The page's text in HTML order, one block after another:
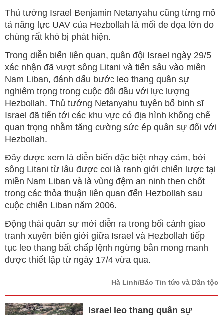
Thủ tướng Israel Benjamin Netanyahu cũng từng mô
tả năng lực UAV của Hezbollah là mối đe dọa lớn do
chúng rất khó bị phát hiện.
Trong diễn biến liên quan, quân đội Israel ngày 29/5
xác nhận đã vượt sông Litani và tiến sâu vào miền
Nam Liban, đánh dấu bước leo thang quân sự
nghiêm trọng trong cuộc đối đầu với lực lượng
Hezbollah. Thủ tướng Netanyahu tuyên bố binh sĩ
Israel đã tiến tới các khu vực có địa hình khống chế
quan trọng nhằm tăng cường sức ép quân sự đối với
Hezbollah.
Đây được xem là diễn biến đặc biệt nhạy cảm, bởi
sông Litani từ lâu được coi là ranh giới chiến lược tại
miền Nam Liban và là vùng đệm an ninh then chốt
trong các thỏa thuận liên quan đến Hezbollah sau
cuộc chiến Liban năm 2006.
Động thái quân sự mới diễn ra trong bối cảnh giao
tranh xuyên biên giới giữa Israel và Hezbollah tiếp
tục leo thang bất chấp lệnh ngừng bắn mong manh
được thiết lập từ ngày 17/4 vừa qua.
Hà Linh/Báo Tin tức và Dân tộc
Israel leo thang quân sự